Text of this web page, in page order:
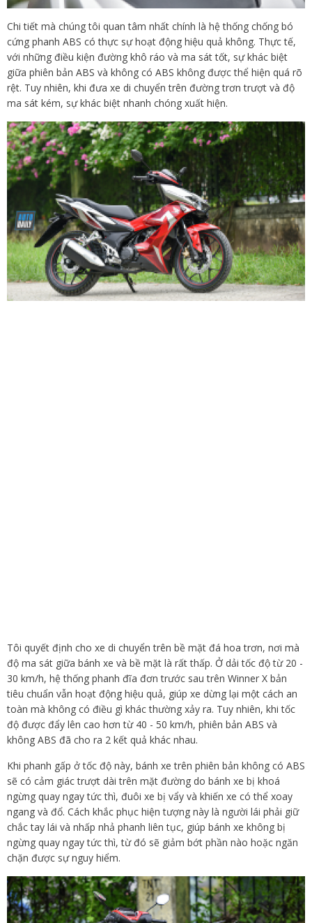
Chi tiết mà chúng tôi quan tâm nhất chính là hệ thống chống bó
cứng phanh ABS có thực sự hoạt động hiệu quả không. Thực tế,
với những điều kiện đường khô ráo và ma sát tốt, sự khác biệt
giữa phiên bản ABS và không có ABS không được thể hiện quá rõ
rệt. Tuy nhiên, khi đưa xe di chuyển trên đường trơn trượt và độ
ma sát kém, sự khác biệt nhanh chóng xuất hiện.
Tôi quyết định cho xe di chuyển trên bề mặt đá hoa trơn, nơi mà
độ ma sát giữa bánh xe và bề mặt là rất thấp. Ở dải tốc độ từ 20 -
30 km/h, hệ thống phanh đĩa đơn trước sau trên Winner X bản
tiêu chuẩn vẫn hoạt động hiệu quả, giúp xe dừng lại một cách an
toàn mà không có điều gì khác thường xảy ra. Tuy nhiên, khi tốc
độ được đẩy lên cao hơn từ 40 - 50 km/h, phiên bản ABS và
không ABS đã cho ra 2 kết quả khác nhau.
Khi phanh gấp ở tốc độ này, bánh xe trên phiên bản không có ABS
sẽ có cảm giác trượt dài trên mặt đường do bánh xe bị khoá
ngừng quay ngay tức thì, đuôi xe bị vẩy và khiến xe có thể xoay
ngang và đổ. Cách khắc phục hiện tượng này là người lái phải giữ
chắc tay lái và nhấp nhả phanh liên tục, giúp bánh xe không bị
ngừng quay ngay tức thì, từ đó sẽ giảm bớt phần nào hoặc ngăn
chặn được sự nguy hiểm.